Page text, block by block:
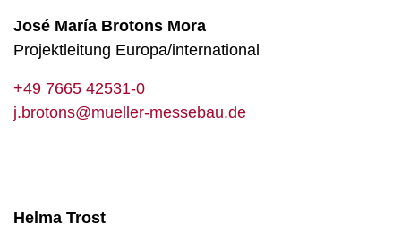
José María Brotons Mora
Projektleitung Europa/international
+49 7665 42531-0
j.brotons@mueller-messebau.de
Helma Trost